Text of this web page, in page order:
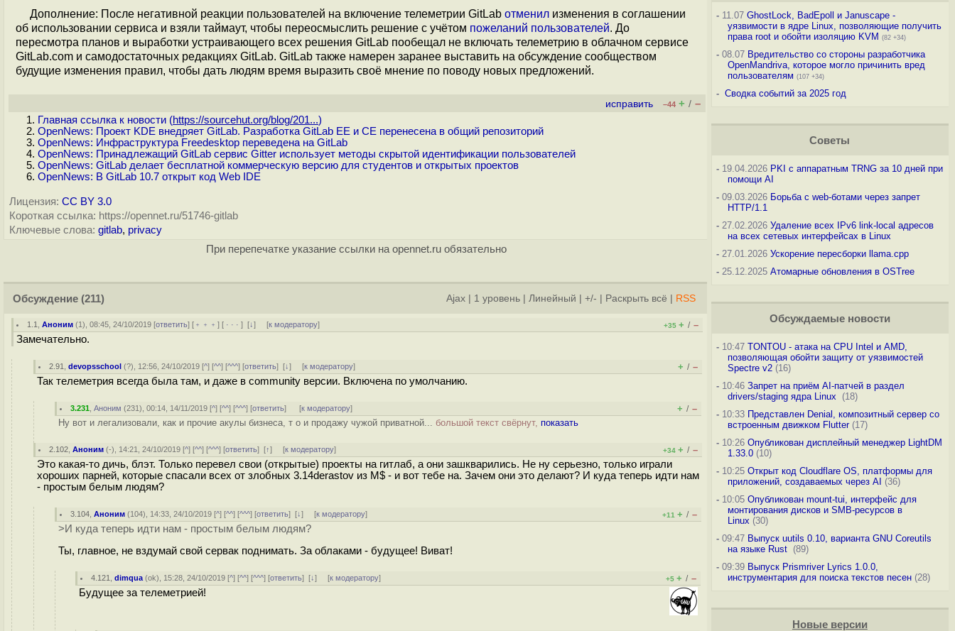
Дополнение: После негативной реакции пользователей на включение телеметрии GitLab отменил изменения в соглашении
об использовании сервиса и взяли таймаут, чтобы переосмыслить решение с учётом пожеланий пользователей. До
пересмотра планов и выработки устраивающего всех решения GitLab пообещал не включать телеметрию в облачном сервисе
GitLab.com и самодостаточных редакциях GitLab. GitLab также намерен заранее выставить на обсуждение сообществом
будущие изменения правил, чтобы дать людям время выразить своё мнение по поводу новых предложений.
исправить –44 + / –
Главная ссылка к новости (https://sourcehut.org/blog/201...)
OpenNews: Проект KDE внедряет GitLab. Разработка GitLab EE и CE перенесена в общий репозиторий
OpenNews: Инфраструктура Freedesktop переведена на GitLab
OpenNews: Принадлежащий GitLab сервис Gitter использует методы скрытой идентификации пользователей
OpenNews: GitLab делает бесплатной коммерческую версию для студентов и открытых проектов
OpenNews: В GitLab 10.7 открыт код Web IDE
Лицензия: CC BY 3.0
Короткая ссылка: https://opennet.ru/51746-gitlab
Ключевые слова: gitlab, privacy
При перепечатке указание ссылки на opennet.ru обязательно
Обсуждение (211) Ajax 1 уровень Линейный +/- Раскрыть всё RSS
1.1 ,Аноним (1), 08:45, 24/10/2019 [ответить] [ ﹢﹢﹢] [ · · ·][↓] [к модератору] +35 + / –
Замечательно.
2.91 ,devopsschool (?), 12:56, 24/10/2019 [^] [^^] [^^^] [ответить][↓] [к модератору] + / –
Так телеметрия всегда была там, и даже в community версии. Включена по умолчанию.
3.231 ,Аноним (231), 00:14, 14/11/2019 [^] [^^] [^^^] [ответить] [к модератору] + / –
Ну вот и легализовали, как и прочие акулы бизнеса, т о и продажу чужой приватной... большой текст свёрнут, показать
2.102 ,Аноним (-), 14:21, 24/10/2019 [^] [^^] [^^^] [ответить][↑] [к модератору] +34 + / –
Это какая-то дичь, блэт. Только перевел свои (открытые) проекты на гитлаб, а они зaшквaрились. Не ну серьезно, только играли
хороших парней, которые спасали всех от злобных 3.14derastov из M$ - и вот тебе на. Зачем они это делают? И куда теперь идти нам
- простым белым людям?
3.104 ,Аноним (104), 14:33, 24/10/2019 [^] [^^] [^^^] [ответить][↓] [к модератору] +11 + / –
>И куда теперь идти нам - простым белым людям?
Ты, главное, не вздумай свой сервак поднимать. За облаками - будущее! Виват!
4.121 ,dimqua (ok), 15:28, 24/10/2019 [^] [^^] [^^^] [ответить][↓] [к модератору] +5 + / –
Будущее за телеметрией!
-11.07 GhostLock, BadEpoll и Januscape -
уязвимости в ядре Linux, позволяющие получить
права root и обойти изоляцию KVM (82 +34)
-08.07 Вредительство со стороны разработчика
OpenMandriva, которое могло причинить вред
пользователям (107 +34)
- Сводка событий за 2025 год
Советы
-19.04.2026 PKI с аппаратным TRNG за 10 дней при
помощи AI
-09.03.2026 Борьба с web-ботами через запрет
HTTP/1.1
-27.02.2026 Удаление всех IPv6 link-local адресов
на всех сетевых интерфейсах в Linux
-27.01.2026 Ускорение пересборки llama.cpp
-25.12.2025 Атомарные обновления в OSTree
Обсуждаемые новости
-10:47 TONTOU - атака на CPU Intel и AMD,
позволяющая обойти защиту от уязвимостей
Spectre v2(16)
-10:46 Запрет на приём AI-патчей в раздел
drivers/staging ядра Linux
(18)
-10:33 Представлен Denial, композитный сервер со
встроенным движком Flutter(17)
-10:26 Опубликован дисплейный менеджер LightDM
1.33.0(10)
-10:25 Открыт код Cloudflare OS, платформы для
приложений, создаваемых через AI (36)
-10:05 Опубликован mount-tui, интерфейс для
монтирования дисков и SMB-ресурсов в
Linux (30)
-09:47 Выпуск uutils 0.10, варианта GNU Coreutils
на языке Rust (89)
-09:39 Выпуск Prismriver Lyrics 1.0.0,
инструментария для поиска текстов песен(28)
Новые версии